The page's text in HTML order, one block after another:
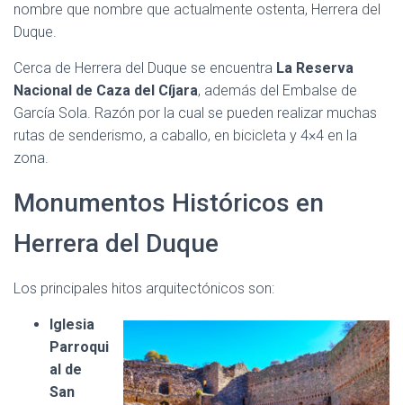
nombre que nombre que actualmente ostenta, Herrera del
Duque.
Cerca de Herrera del Duque se encuentra La Reserva
Nacional de Caza del Cíjara, además del Embalse de
García Sola. Razón por la cual se pueden realizar muchas
rutas de senderismo, a caballo, en bicicleta y 4×4 en la
zona.
Monumentos Históricos en
Herrera del Duque
Los principales hitos arquitectónicos son:
Iglesia
Parroqui
al de
San